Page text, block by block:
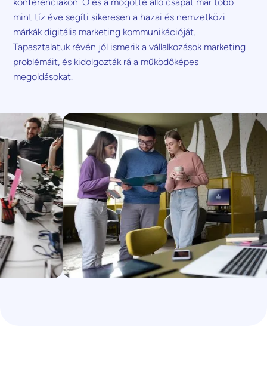
mint tíz éve segíti sikeresen a hazai és nemzetközi
márkák digitális marketing kommunikációját.
Tapasztalatuk révén jól ismerik a vállalkozások marketing
problémáit, és kidolgozták rá a működőképes
megoldásokat.